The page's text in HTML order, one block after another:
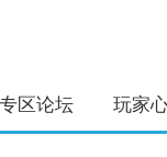
专区论坛 玩家